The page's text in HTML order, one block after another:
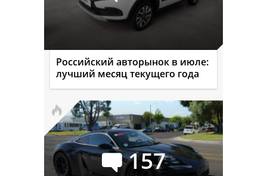
Российский авторынок в июле:
лучший месяц текущего года
157